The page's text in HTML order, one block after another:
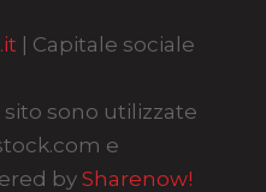
| Capitale sociale
sono utilizzate
e
by Sharenow!